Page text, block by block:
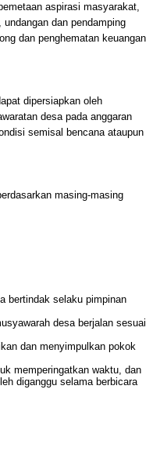
aspirasi masyarakat,
dan pendamping
dan penghematan keuangan
dipersiapkan oleh
desa pada anggaran
semisal bencana ataupun
masing-masing
bertindak selaku pimpinan
desa berjalan sesuai
dan menyimpulkan pokok
memperingatkan waktu, dan
diganggu selama berbicara